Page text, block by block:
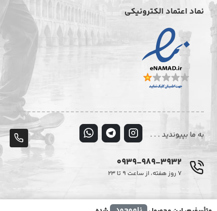
نماد اعتماد الکترونیکی
به ما بپیوندید . . .
0939-989-3932
۷ روز هفته، از ساعت ۹ تا ۲۳
© تمامی حقوق این وبسایت متعلق به فروشگاه اینترنتی دیزایر می‌باشد.